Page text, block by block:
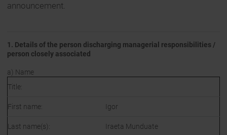
announcement.
1. Details of the person discharging managerial responsibilities /
person closely associated
a) Name
Title:
First name: Igor
Last name(s): Iraeta Munduate